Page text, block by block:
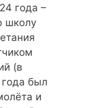
года –
школу
(в
был
и